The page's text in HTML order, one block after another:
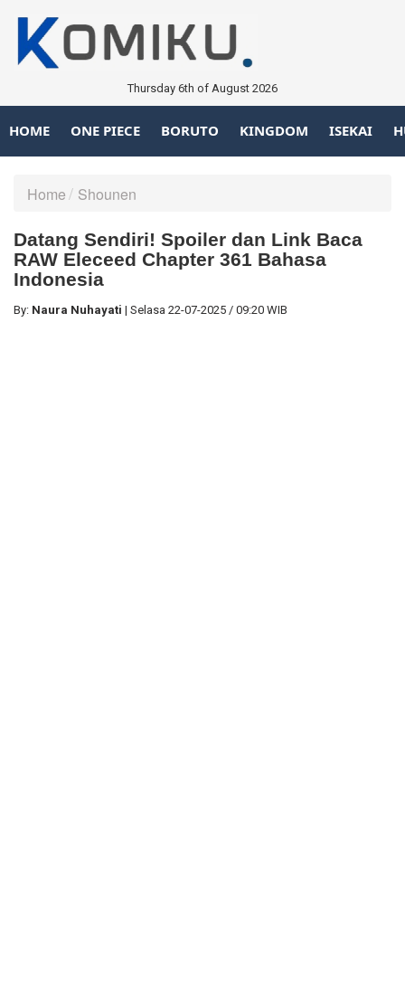
Thursday 6th of August 2026
HOME ONE PIECE BORUTO KINGDOM ISEKAI
Home Shounen
Datang Sendiri! Spoiler dan Link Baca
RAW Eleceed Chapter 361 Bahasa
Indonesia
By: Naura Nuhayati | Selasa 22-07-2025 / 09:20 WIB